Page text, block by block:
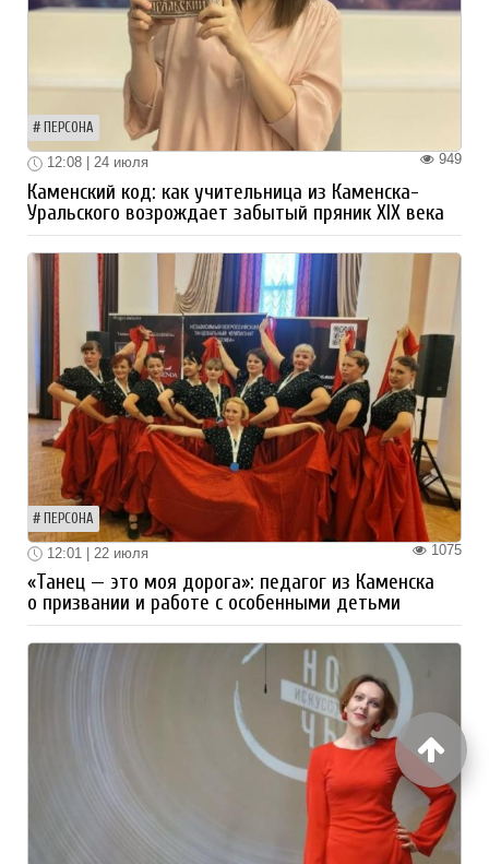
ПЕРСОНА
949
12:08 | 24 июля
Каменский код: как учительница из Каменска-
Уральского возрождает забытый пряник XIX века
ПЕРСОНА
1075
12:01 | 22 июля
«Танец — это моя дорога»: педагог из Каменска
о призвании и работе с особенными детьми